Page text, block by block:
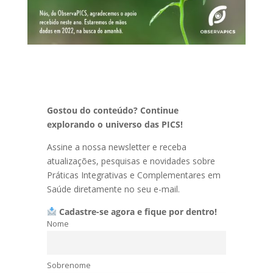
Gostou do conteúdo? Continue
explorando o universo das PICS!
Assine a nossa newsletter e receba
atualizações, pesquisas e novidades sobre
Práticas Integrativas e Complementares em
Saúde diretamente no seu e-mail.
Cadastre-se agora e fique por dentro!
Nome
Sobrenome